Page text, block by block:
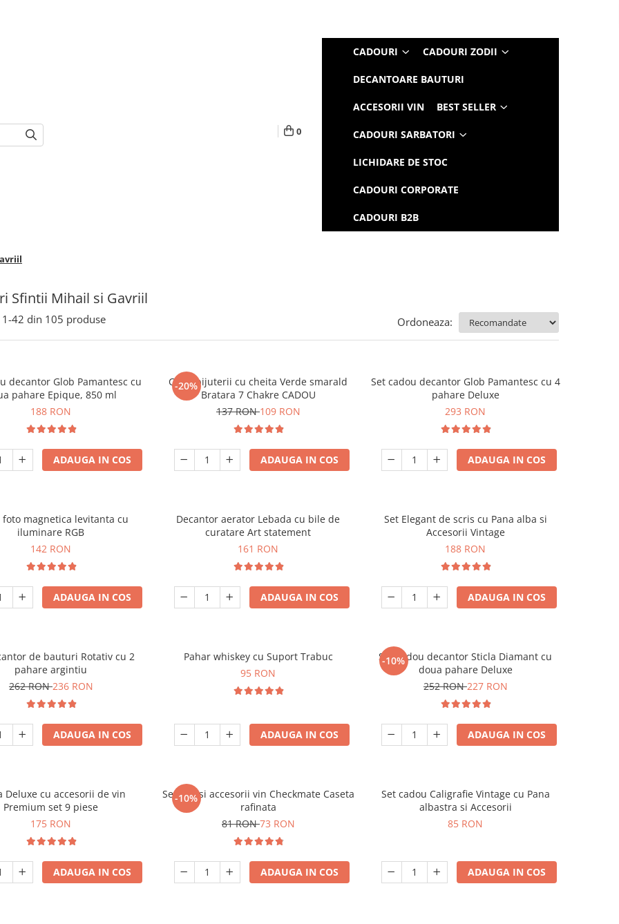
0
CADOURI CADOURI ZODII
DECANTOARE BAUTURI
ACCESORII VIN BEST SELLER
CADOURI SARBATORI
LICHIDARE DE STOC
CADOURI CORPORATE
CADOURI B2B
Sfintii Mihail si Gavriil
1-42 din 105 produse Ordoneaza:
decantor Glob Pamantesc cu
pahare Epique, 850 ml
188 RON
ADAUGA IN COS
-20%
Cutie bijuterii cu cheita Verde smarald
Bratara 7 Chakre CADOU
137 RON109 RON
ADAUGA IN COS
Set cadou decantor Glob Pamantesc cu 4
pahare Deluxe
293 RON
ADAUGA IN COS
foto magnetica levitanta cu
iluminare RGB
142 RON
ADAUGA IN COS
Decantor aerator Lebada cu bile de
curatare Art statement
161 RON
ADAUGA IN COS
Set Elegant de scris cu Pana alba si
Accesorii Vintage
188 RON
ADAUGA IN COS
de bauturi Rotativ cu 2
pahare argintiu
262 RON236 RON
ADAUGA IN COS
Pahar whiskey cu Suport Trabuc
95 RON
ADAUGA IN COS
-10%
Set cadou decantor Sticla Diamant cu
doua pahare Deluxe
252 RON227 RON
ADAUGA IN COS
Deluxe cu accesorii de vin
Premium set 9 piese
175 RON
ADAUGA IN COS
-10%
Set sah si accesorii vin Checkmate Caseta
rafinata
81 RON73 RON
ADAUGA IN COS
Set cadou Caligrafie Vintage cu Pana
albastra si Accesorii
85 RON
ADAUGA IN COS